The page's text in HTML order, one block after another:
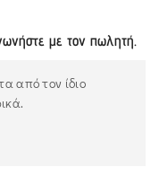
με τον πωλητή.
από τον ίδιο